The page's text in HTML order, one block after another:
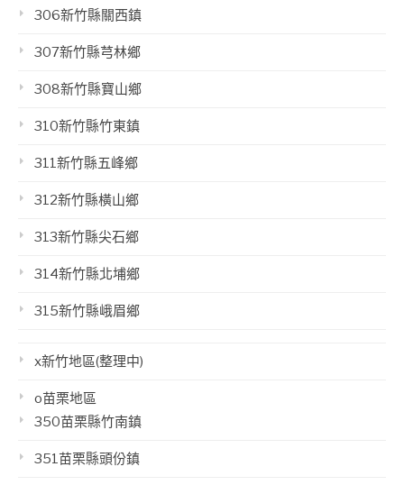
306新竹縣關西鎮
307新竹縣芎林鄉
308新竹縣寶山鄉
310新竹縣竹東鎮
311新竹縣五峰鄉
312新竹縣橫山鄉
313新竹縣尖石鄉
314新竹縣北埔鄉
315新竹縣峨眉鄉
x新竹地區(整理中)
o苗栗地區
350苗栗縣竹南鎮
351苗栗縣頭份鎮